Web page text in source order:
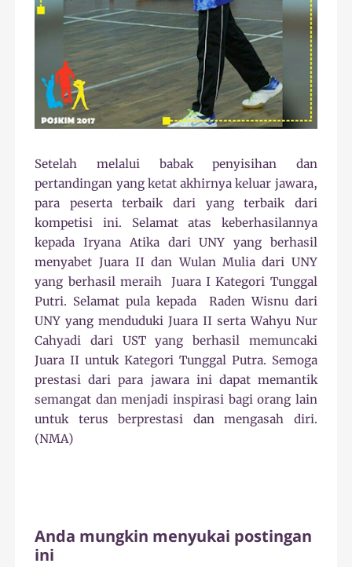
Setelah melalui babak penyisihan dan
pertandingan yang ketat akhirnya keluar jawara,
para peserta terbaik dari yang terbaik dari
kompetisi ini. Selamat atas keberhasilannya
kepada Iryana Atika dari UNY yang berhasil
menyabet Juara II dan Wulan Mulia dari UNY
yang berhasil meraih
Juara I Kategori Tunggal
Putri. Selamat pula kepada
Raden Wisnu dari
UNY yang menduduki Juara II serta Wahyu Nur
Cahyadi dari UST yang berhasil memuncaki
Juara II untuk Kategori Tunggal Putra. Semoga
prestasi dari para jawara ini dapat memantik
semangat dan menjadi inspirasi bagi orang lain
untuk terus berprestasi dan mengasah diri.
(NMA)
Anda mungkin menyukai postingan
ini